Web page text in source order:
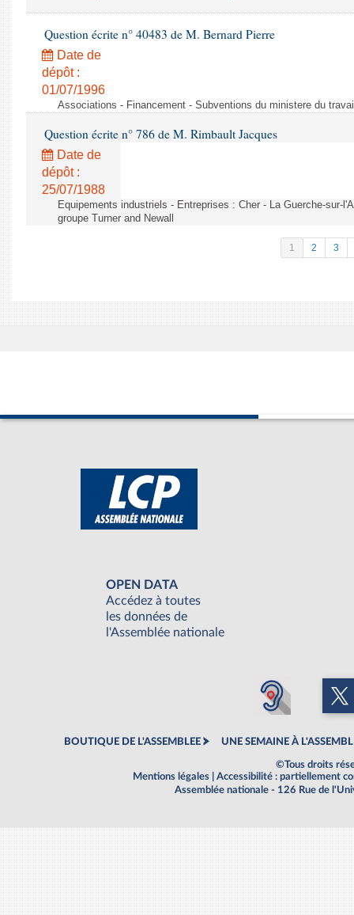
Question écrite n° 40483 de M. Bernard Pierre
Date de
dépôt :
01/07/1996
Associations - Financement - Subventions du ministere du
Question écrite n° 786 de M. Rimbault Jacques
Date de
dépôt :
25/07/1988
Equipements industriels - Entreprises : Cher - La Guerche-sur-
groupe Turner and Newall
1 2 3
OPEN DATA
Accédez à toutes
les données de
l'Assemblée nationale
BOUTIQUE DE L'ASSEMBLEE UNE SEMAINE À
©Tous droits
Mentions légales
Accessibilité : partiellement
Assemblée nationale - 126 Rue de